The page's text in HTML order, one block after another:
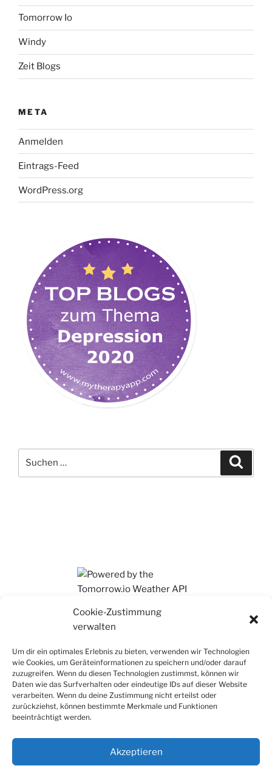
Cookie-Zustimmung
verwalten
Um dir ein optimales Erlebnis zu bieten, verwenden wir Technologien
wie Cookies, um Geräteinformationen zu speichern und/oder darauf
zuzugreifen. Wenn du diesen Technologien zustimmst, können wir
Daten wie das Surfverhalten oder eindeutige IDs auf dieser Website
verarbeiten. Wenn du deine Zustimmung nicht erteilst oder
zurückziehst, können bestimmte Merkmale und Funktionen
beeinträchtigt werden.
Akzeptieren
Tomorrow Io
Windy
Zeit Blogs
META
Anmelden
Eintrags-Feed
WordPress.org
nach: